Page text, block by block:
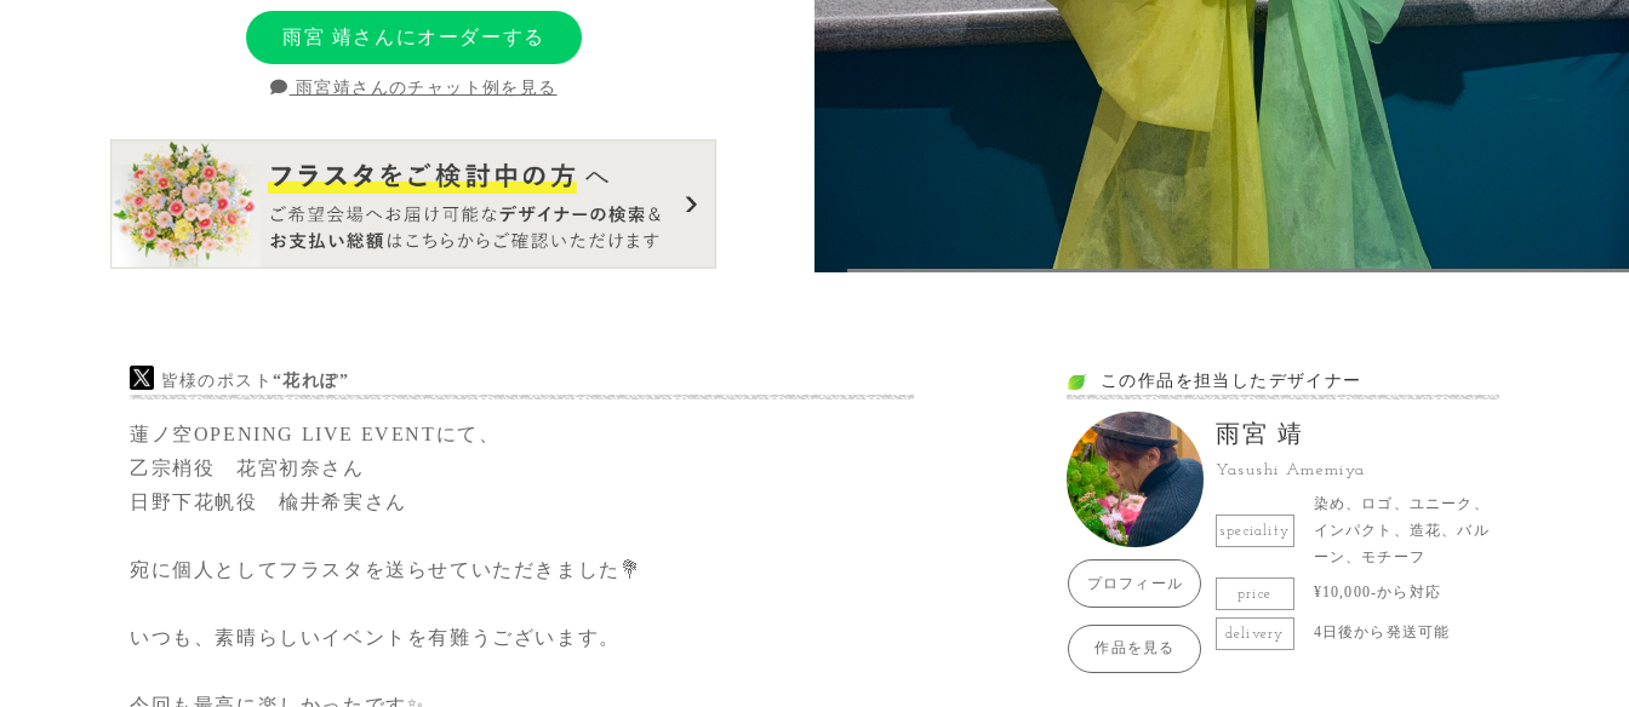
キャストさんが出演するコンテンツが始まったばかりのコンテ
ンツなので、ストレートにお2人に対して応援してますという
きました。
雨宮 靖さんにオーダーする
雨宮靖さんのチャット例を見る
皆様のポスト“花れぽ”
蓮ノ空OPENING LIVE EVENTにて、
乙宗梢役 花宮初奈さん
日野下花帆役 楡井希実さん
宛に個人としてフラスタを送らせていただきました💐
いつも、素晴らしいイベントを有難うございます。
この作品を担当したデザイナー
プロフィール
作品を見る
雨宮 靖
Yasushi Amemiya
speciality
染め、ロゴ、ユニーク、
インパクト、造花、バル
ーン、モチーフ
price ¥10,000-から対応
delivery 4日後から発送可能